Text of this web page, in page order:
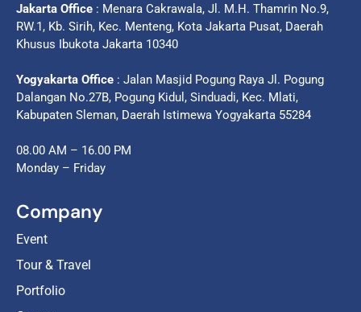
Jakarta Office : Menara Cakrawala, Jl. M.H. Thamrin No.9,
RW.1, Kb. Sirih, Kec. Menteng, Kota Jakarta Pusat, Daerah
Khusus Ibukota Jakarta 10340
Yogyakarta Office : Jalan Masjid Pogung Raya Jl. Pogung
Dalangan No.27B, Pogung Kidul, Sinduadi, Kec. Mlati,
Kabupaten Sleman, Daerah Istimewa Yogyakarta 55284
08.00 AM – 16.00 PM
Monday – Friday
Company
Event
Tour & Travel
Portfolio